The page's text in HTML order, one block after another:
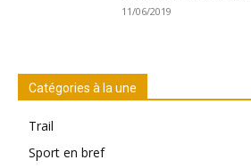
11/06/2019
Catégories à la une
Trail
Sport en bref